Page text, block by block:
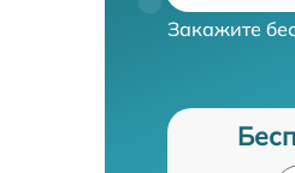
Закажите